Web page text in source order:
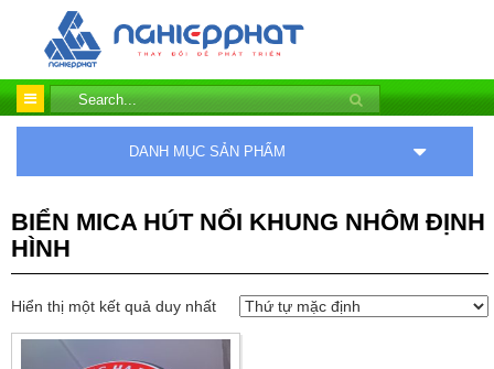
DANH MỤC SẢN PHẨM
BIỂN MICA HÚT NỔI KHUNG NHÔM ĐỊNH
HÌNH
Hiển thị một kết quả duy nhất